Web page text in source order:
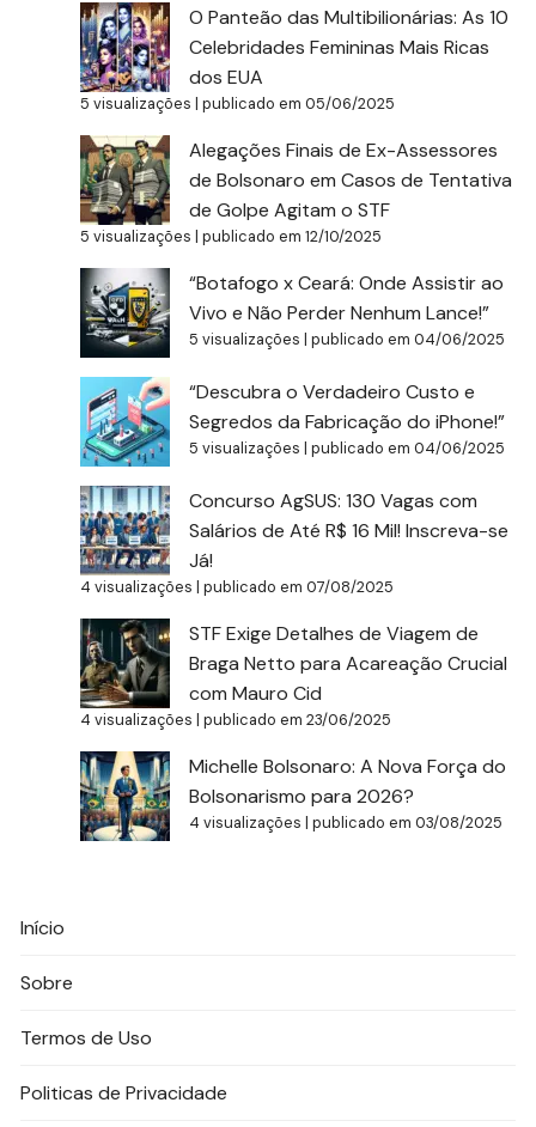
O Panteão das Multibilionárias: As 10
Celebridades Femininas Mais Ricas
dos EUA
5 visualizações |publicado em 05/06/2025
Alegações Finais de Ex-Assessores
de Bolsonaro em Casos de Tentativa
de Golpe Agitam o STF
5 visualizações |publicado em 12/10/2025
“Botafogo x Ceará: Onde Assistir ao
Vivo e Não Perder Nenhum Lance!”
5 visualizações |publicado em 04/06/2025
“Descubra o Verdadeiro Custo e
Segredos da Fabricação do iPhone!”
5 visualizações |publicado em 04/06/2025
Concurso AgSUS: 130 Vagas com
Salários de Até R$ 16 Mil! Inscreva-se
Já!
4 visualizações |publicado em 07/08/2025
STF Exige Detalhes de Viagem de
Braga Netto para Acareação Crucial
com Mauro Cid
4 visualizações |publicado em 23/06/2025
Michelle Bolsonaro: A Nova Força do
Bolsonarismo para 2026?
4 visualizações |publicado em 03/08/2025
Início
Sobre
Termos de Uso
Politicas de Privacidade